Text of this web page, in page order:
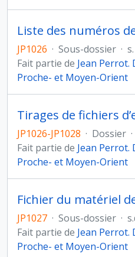
JP1026 · Sous-dossier ·
Fait partie de Jean Perrot.
Proche- et Moyen-Orient
Tirages de fichiers
JP1026-JP1028 · Dossier ·
Fait partie de Jean Perrot.
Proche- et Moyen-Orient
JP1027 · Sous-dossier ·
Fait partie de Jean Perrot.
Proche- et Moyen-Orient